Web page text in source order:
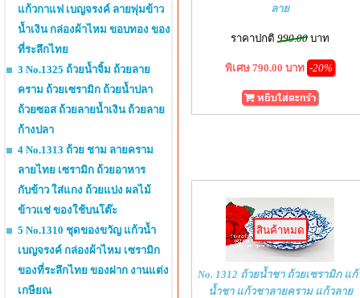
แก้วกาแฟ เบญจรงค์ ลายพุ่มข้าว
น้ำเงิน กล่องผ้าไหม ขอบทอง ของ
ที่ระลึกไทย
3 No.1325 ถ้วยน้ำจิ้ม ถ้วยลาย
คราม ถ้วยเซรามิก ถ้วยน้ำปลา
ถ้วยซอส ถ้วยลายน้ำเงิน ถ้วยลาย
ก้างปลา
4 No.1313 ถ้วย ชาม ลายคราม
ลายไทย เซรามิก ถ้วยอาหาร
กับข้าว ใส่แกง ถ้วยแบ่ง ผลไม้
ข้าวแช่ ของใช้บนโต๊ะ
5 No.1310 ชุดของขวัญ แก้วน้ำ
เบญจรงค์ กล่องผ้าไหม เซรามิก
ของที่ระลึกไทย ของฝาก งานแต่ง
เกษียณ
ลาย
ราคาปกติ 990.00 บาท
พิเศษ 790.00 บาท -20%
สินค้าหมด
No. 1312 ถ้วยน้ำชา ถ้วยเซรามิก แก้
น้ำชา แก้วชาลายคราม แก้วลาย